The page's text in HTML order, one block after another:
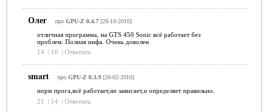
Олег про GPU-Z 0.4.7[28-10-2010]
отличная программа, на GTS 450 Sonic всё работает без
проблем. Полная инфа. Очень доволен
14 | 16 | Ответить
smart про GPU-Z 0.3.9[26-02-2010]
норм прога,всё работает,не зависает,и определяет правильно.
21
| 14 | Ответить